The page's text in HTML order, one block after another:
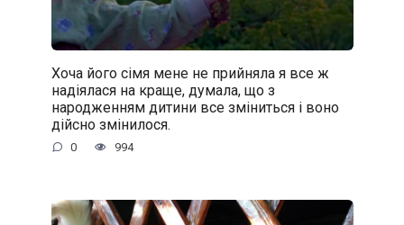
Хоча його сімя мене не прийняла я все ж
надіялася на краще, думала, що з
народженням дитини все зміниться і воно
дійсно змінилося.
0 994